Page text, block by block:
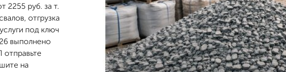
2255 руб. за т.
отгрузка
под ключ
выполнено
отправьте
на